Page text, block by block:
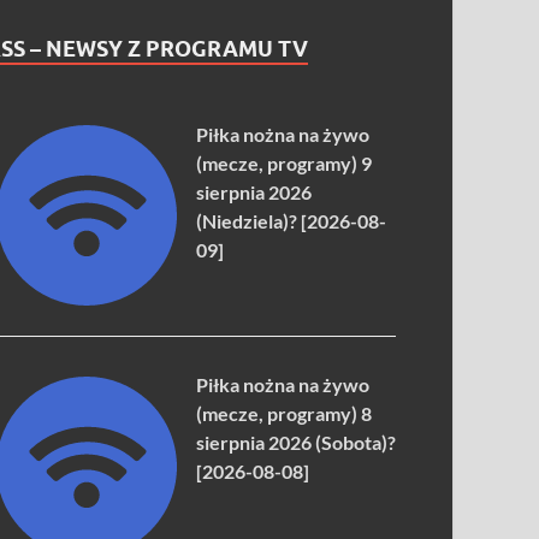
– NEWSY Z PROGRAMU TV
Piłka nożna na żywo
(mecze, programy) 9
sierpnia 2026
(Niedziela)? [2026-08-
09]
Piłka nożna na żywo
(mecze, programy) 8
sierpnia 2026 (Sobota)?
[2026-08-08]